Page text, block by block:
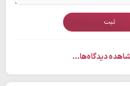
ثبت
دیدگاه‌ها...